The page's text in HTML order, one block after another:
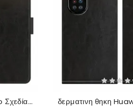
Κάλυμμα Huawei P50 Pro Σχεδίαση Με Στυλ Δέρματος